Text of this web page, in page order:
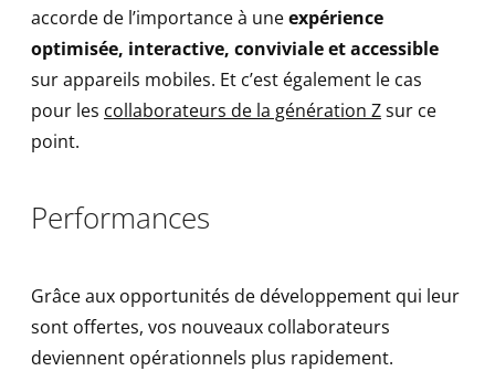
accorde de l’importance à uneexpérience
optimisée, interactive, conviviale et accessible
sur appareils mobiles. Et c’est également le cas
pour les collaborateurs de la génération Zsur ce
point.
Performances
Grâce aux opportunités de développement qui leur
sont offertes, vos nouveaux collaborateurs
deviennent opérationnels plus rapidement.